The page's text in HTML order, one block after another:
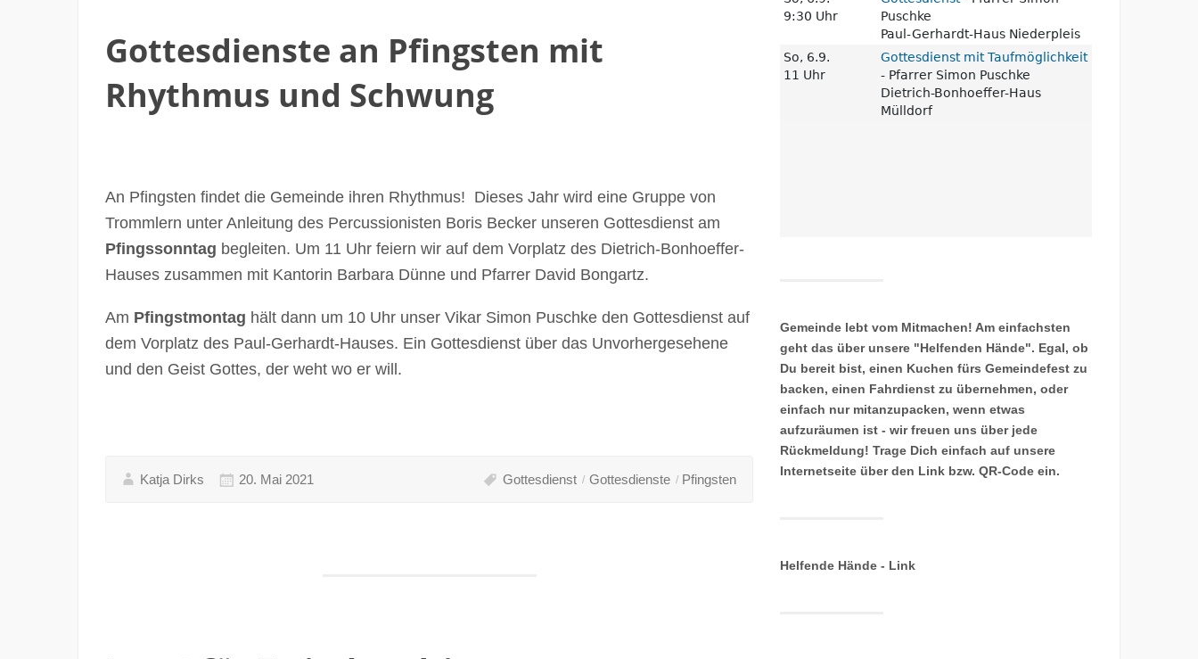
Gottesdienste an Pfingsten mit
Rhythmus und Schwung
An Pfingsten findet die Gemeinde ihren Rhythmus! Dieses Jahr wird eine Gruppe von
Trommlern unter Anleitung des Percussionisten Boris Becker unseren Gottesdienst am
Pfingssonntag begleiten. Um 11 Uhr feiern wir auf dem Vorplatz des Dietrich-Bonhoeffer-
Hauses zusammen mit Kantorin Barbara Dünne und Pfarrer David Bongartz.
Am Pfingstmontag hält dann um 10 Uhr unser Vikar Simon Puschke den Gottesdienst auf
dem Vorplatz des Paul-Gerhardt-Hauses. Ein Gottesdienst über das Unvorhergesehene
und den Geist Gottes, der weht wo er will.
Katja Dirks 20. Mai 2021 Gottesdienst Gottesdienste Pfingsten
Gemeinde lebt vom Mitmachen! Am einfachsten
geht das über unsere "Helfenden Hände". Egal, ob
Du bereit bist, einen Kuchen fürs Gemeindefest zu
backen, einen Fahrdienst zu übernehmen, oder
einfach nur mitanzupacken, wenn etwas
aufzuräumen ist - wir freuen uns über jede
Rückmeldung! Trage Dich einfach auf unsere
Internetseite über den Link bzw. QR-Code ein.
Helfende Hände - Link